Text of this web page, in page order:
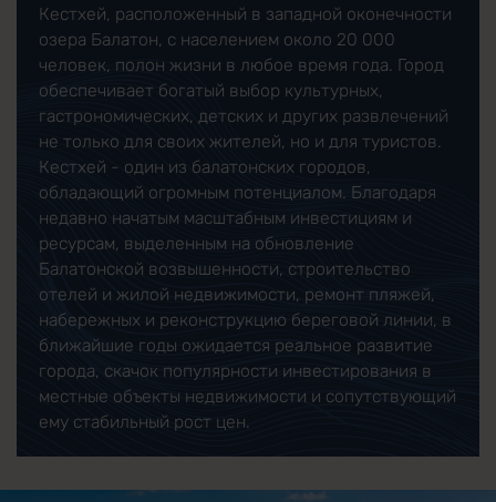
Кестхей, расположенный в западной оконечности
озера Балатон, с населением около 20 000
человек, полон жизни в любое время года. Город
обеспечивает богатый выбор культурных,
гастрономических, детских и других развлечений
не только для своих жителей, но и для туристов.
Кестхей - один из балатонских городов,
обладающий огромным потенциалом. Благодаря
недавно начатым масштабным инвестициям и
ресурсам, выделенным на обновление
Балатонской возвышенности, строительство
отелей и жилой недвижимости, ремонт пляжей,
набережных и реконструкцию береговой линии, в
ближайшие годы ожидается реальное развитие
города, скачок популярности инвестирования в
местные объекты недвижимости и сопутствующий
ему стабильный рост цен.